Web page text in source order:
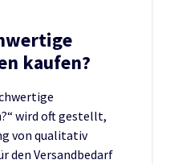
kaufen?
wird oft gestellt,
von qualitativ
den Versandbedarf